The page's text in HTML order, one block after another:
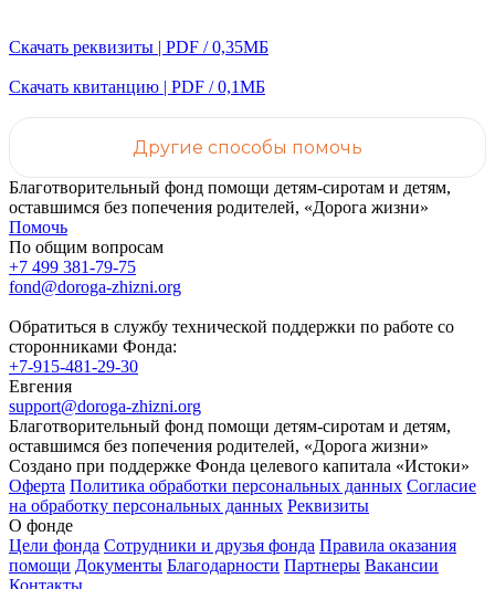
Скачать реквизиты | PDF / 0,35МБ
Скачать квитанцию | PDF / 0,1МБ
Другие способы помочь
Благотворительный фонд помощи детям-сиротам и детям,
оставшимся без попечения родителей, «Дорога жизни»
Помочь
По общим вопросам
+7 499 381-79-75
fond@doroga-zhizni.org
Обратиться в службу технической поддержки по работе со
сторонниками Фонда:
+7-915-481-29-30
Евгения
support@doroga-zhizni.org
Благотворительный фонд помощи детям-сиротам и детям,
оставшимся без попечения родителей, «Дорога жизни»
Создано при поддержке Фонда целевого капитала «Истоки»
Оферта Политика обработки персональных данных Согласие
на обработку персональных данных Реквизиты
О фонде
Цели фонда Сотрудники и друзья фонда Правила оказания
помощи Документы Благодарности Партнеры Вакансии
Контакты